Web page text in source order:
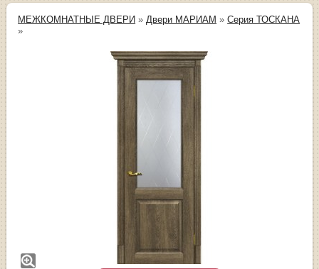
МЕЖКОМНАТНЫЕ ДВЕРИ » Двери МАРИАМ »Серия ТОСКАНА
»